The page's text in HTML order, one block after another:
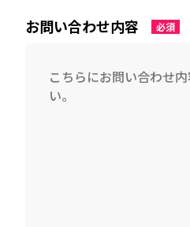
お問い合わせ内容 必須